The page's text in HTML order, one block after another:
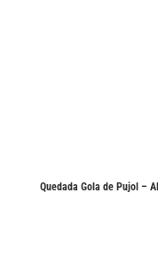
Quedada Gola de Pujol –